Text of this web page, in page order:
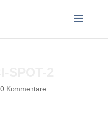
0 Kommentare